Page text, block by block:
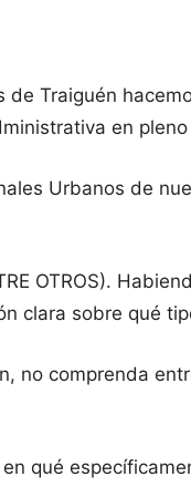
Traiguén
en
Urbanos de
OTROS).
clara sobre qué
no comprenda
qué